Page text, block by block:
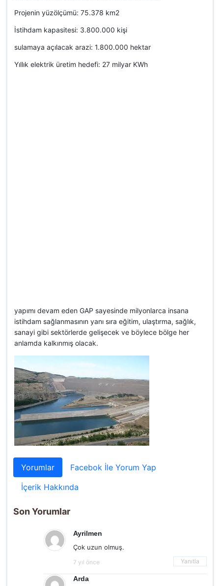
Projenin yüzölçümü: 75.378 km2
İstihdam kapasitesi: 3.800.000 kişi
sulamaya açılacak arazi: 1.800.000 hektar
Yıllık elektrik üretim hedefi: 27 milyar KWh
yapımı devam eden GAP sayesinde milyonlarca insana
istihdam sağlanmasının yanı sıra eğitim, ulaştırma, sağlık,
sanayi gibi sektörlerde gelişecek ve böylece bölge her
anlamda kalkınmış olacak.
Yorumlar
Facebok İle Yorum Yap
İçerik Hakkında
Son Yorumlar
Ayrilmen
Çok uzun olmuş.
7 yıl önce Yanıtla
Arda